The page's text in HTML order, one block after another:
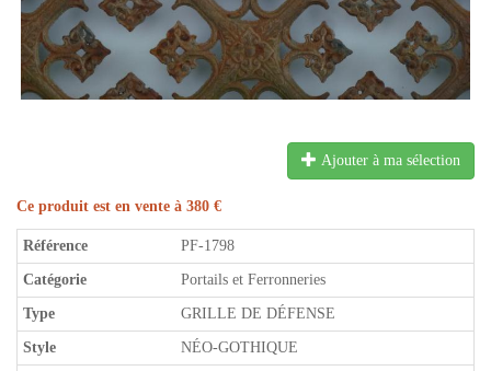
Ajouter à ma sélection
Ce produit est en vente à 380 €
Référence PF-1798
Catégorie Portails et Ferronneries
Type GRILLE DE DÉFENSE
Style NÉO-GOTHIQUE